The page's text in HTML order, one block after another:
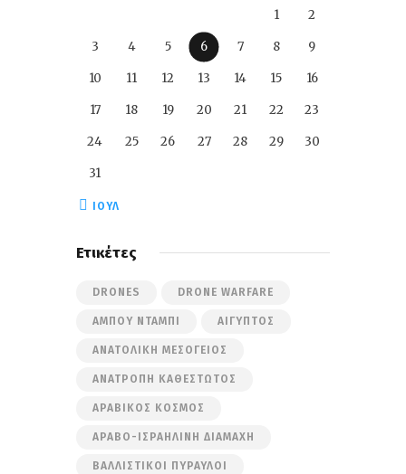
1 2
3 4 5 6 7 8 9
10 11 12 13 14 15 16
17 18 19 20 21 22 23
24 25 26 27 28 29 30
31
« ΙΟΎΛ
Ετικέτες
DRONES DRONE WARFARE
ΆΜΠΟΥ ΝΤΆΜΠΙ ΑΊΓΥΠΤΟΣ
ΑΝΑΤΟΛΙΚΉ ΜΕΣΌΓΕΙΟΣ
ΑΝΑΤΡΟΠΉ ΚΑΘΕΣΤΏΤΟΣ
ΑΡΑΒΙΚΌΣ ΚΌΣΜΟΣ
ΑΡΑΒΟ-ΙΣΡΑΗΛΙΝΉ ΔΙΑΜΆΧΗ
ΒΑΛΛΙΣΤΙΚΟΊ ΠΎΡΑΥΛΟΙ